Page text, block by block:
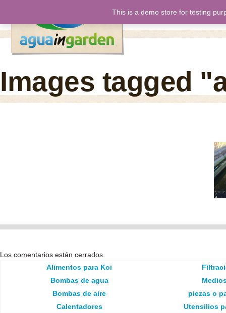
Images tagged
Los comentarios están cerrados.
Alimentos para Koi
Bombas de agua
Bombas de aire
Calentadores
piezas o
Utensilios
This is a demo store for testing